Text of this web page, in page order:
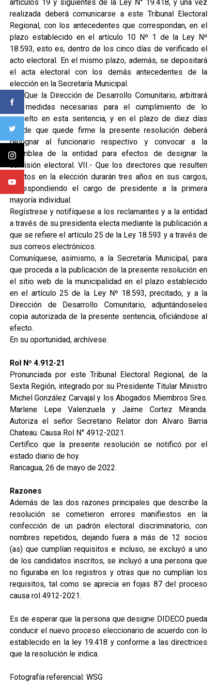
artículos 19 y siguientes de la Ley N° 19.418, y una vez
realizada deberá comunicarse a este Tribunal Electoral
Regional, con los antecedentes que correspondan, en el
plazo establecido en el artículo 10 Nº 1 de la Ley Nº
18.593, esto es, dentro de los cinco días de verificado el
acto electoral. En el mismo plazo, además, se depositará
el acta electoral con los demás antecedentes de la
elección en la Secretaría Municipal.
VI.- Que la Dirección de Desarrollo Comunitario, arbitrará
las medidas necesarias para el cumplimiento de lo
resuelto en esta sentencia, y en el plazo de diez días
desde que quede firme la presente resolución deberá
designar al funcionario respectivo y convocar a la
asamblea de la entidad para efectos de designar la
comisión electoral. VII.- Que los directores que resulten
electos en la elección durarán tres años en sus cargos,
correspondiendo el cargo de presidente a la primera
mayoría individual.
Regístrese y notifíquese a los reclamantes y a la entidad
a través de su presidenta electa mediante la publicación a
que se refiere el artículo 25 de la Ley 18.593 y a través de
sus correos electrónicos.
Comuníquese, asimismo, a la Secretaría Municipal, para
que proceda a la publicación de la presente resolución en
el sitio web de la municipalidad en el plazo establecido
en el artículo 25 de la Ley Nº 18.593, precitado, y a la
Dirección de Desarrollo Comunitario, adjuntándoseles
copia autorizada de la presente sentencia, oficiándose al
efecto.
En su oportunidad, archívese.
Rol Nº 4.912-21
Pronunciada por este Tribunal Electoral Regional, de la
Sexta Región, integrado por su Presidente Titular Ministro
Michel González Carvajal y los Abogados Miembros Sres.
Marlene Lepe Valenzuela y Jaime Cortez Miranda.
Autoriza el señor Secretario Relator don Alvaro Barria
Chateau. Causa Rol N° 4912-2021.
Certifico que la presente resolución se notificó por el
estado diario de hoy.
Rancagua, 26 de mayo de 2022.
Razones
Además de las dos razones principales que describe la
resolución se cometieron errores manifiestos en la
confección de un padrón electoral discriminatorio, con
nombres repetidos, dejando fuera a más de 12 socios
(as) que cumplían requisitos e incluso, se excluyó a uno
de los candidatos inscritos, se incluyó a una persona que
no figuraba en los registros y otras que no cumplían los
requisitos, tal como se aprecia en fojas 87 del proceso
causa rol 4912-2021.
Es de esperar que la persona que designe DIDECO pueda
conducir el nuevo proceso eleccionario de acuerdo con lo
establecido en la ley 19.418 y conforme a las directrices
que la resolución le indica.
Fotografía referencial: WSG